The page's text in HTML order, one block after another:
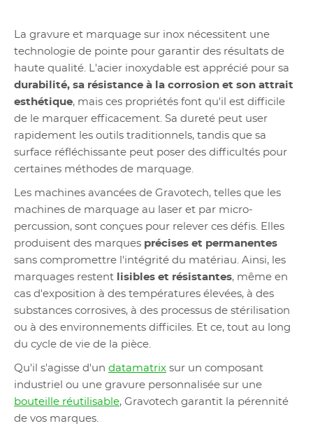
La gravure et marquage sur inox nécessitent une
technologie de pointe pour garantir des résultats de
haute qualité. L'acier inoxydable est apprécié pour sa
durabilité, sa résistance à la corrosion et son attrait
esthétique, mais ces propriétés font qu'il est difficile
de le marquer efficacement. Sa dureté peut user
rapidement les outils traditionnels, tandis que sa
surface réfléchissante peut poser des difficultés pour
certaines méthodes de marquage.
Les machines avancées de Gravotech, telles que les
machines de marquage au laser et par micro-
percussion, sont conçues pour relever ces défis. Elles
produisent des marques précises et permanentes
sans compromettre l'intégrité du matériau. Ainsi, les
marquages restent
lisibles et résistantes, même en
cas d'exposition à des températures élevées, à des
substances corrosives, à des processus de stérilisation
ou à des environnements difficiles. Et ce, tout au long
du cycle de vie de la pièce.
Qu'il s'agisse d'un datamatrix sur un composant
industriel ou une gravure personnalisée sur une
bouteille réutilisable, Gravotech garantit la pérennité
de vos marques.